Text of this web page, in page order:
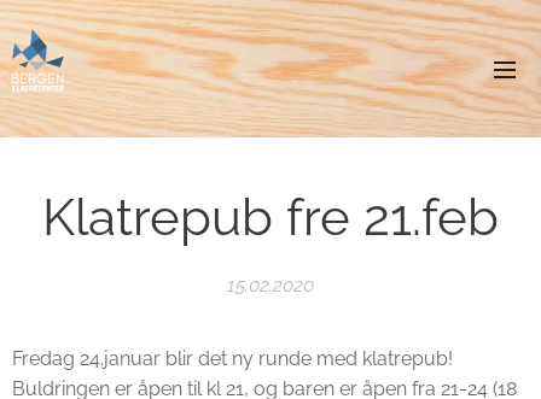
Klatrepub fre 21.feb
15.02.2020
Fredag 24.januar blir det ny runde med klatrepub!
Buldringen er åpen til kl 21, og baren er åpen fra 21-24 (18